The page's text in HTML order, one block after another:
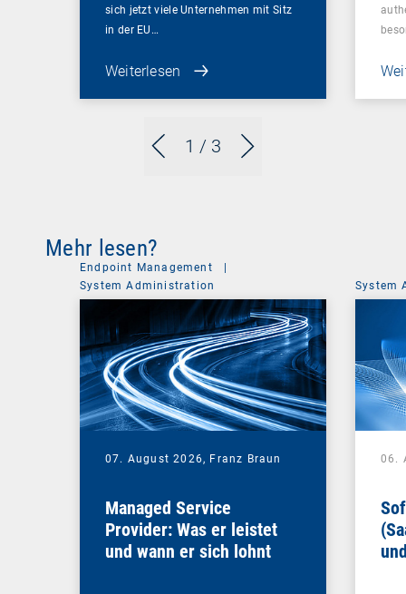
1 / 3
sich jetzt viele Unternehmen mit Sitz
in der EU…
Weiterlesen
Mehr lesen?
Endpoint Management
System Administration
07. August 2026, Franz Braun
Managed Service
Provider: Was er leistet
und wann er sich lohnt
System
06.